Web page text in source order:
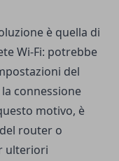
è quella di
Wi-Fi: potrebbe
del
connessione
motivo, è
router o
ulteriori